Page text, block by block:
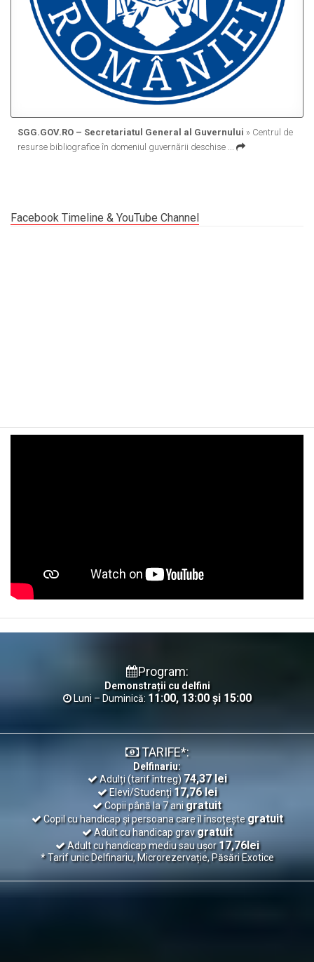
SGG.GOV.RO – Secretariatul General al Guvernului » Centrul de
resurse bibliografice în domeniul guvernării deschise ...
Facebook Timeline & YouTube Channel
Program:
Demonstrații cu delfini
Luni – Duminică: 11:00, 13:00 și 15:00
TARIFE*:
Delfinariu:
Adulți (tarif întreg)74,37 lei
Elevi/Studenți17,76 lei
Copii până la 7 anigratuit
Copil cu handicap și persoana care îl însoțeștegratuit
Adult cu handicap gravgratuit
Adult cu handicap mediu sau ușor17,76lei
*Tarif unic Delfinariu, Microrezervație, Păsări Exotice